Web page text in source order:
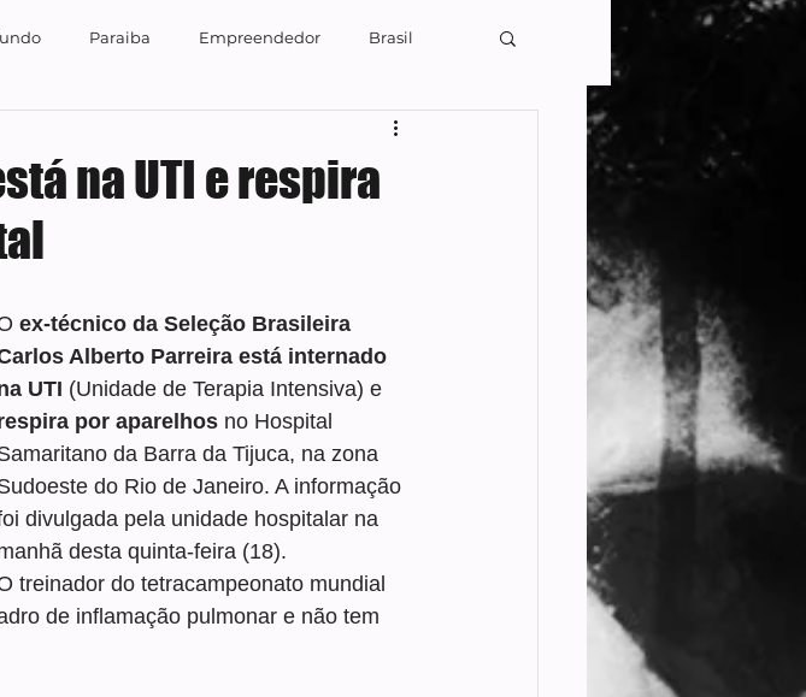
Paraiba Empreendedor Brasil
na UTI e respira
ex-técnico da Seleção Brasileira
Alberto Parreira está internado
UTI (Unidade de Terapia Intensiva) e
por aparelhos no Hospital
da Barra da Tijuca, na zona
do Rio de Janeiro. A informação
divulgada pela unidade hospitalar na
desta quinta-feira (18).
treinador do tetracampeonato mundial
de inflamação pulmonar e não tem